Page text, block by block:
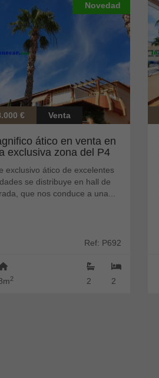
Novedad
€ Venta
ático en venta en
exclusiva zona del P4
exclusivo ático de excelentes
se distribuye en hall de
que nos conduce a una...
Ref: P692
2 2
2